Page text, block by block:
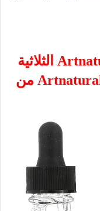
3. مجموعة سيرومات Artnaturals الثلاثية
للعناية بالبشرة من ماركة Artnaturals من